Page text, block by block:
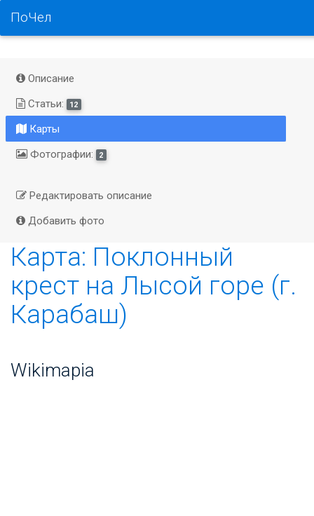
ПоЧел
Описание
Статьи:
12
Карты
Фотографии:
2
Редактировать описание
Добавить фото
Карта: Поклонный
крест на Лысой горе (г.
Карабаш)
Wikimapia